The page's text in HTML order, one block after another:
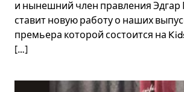
и нынешний член правления Эдгар
ставит новую работу о наших
премьера которой состоится на
[…]